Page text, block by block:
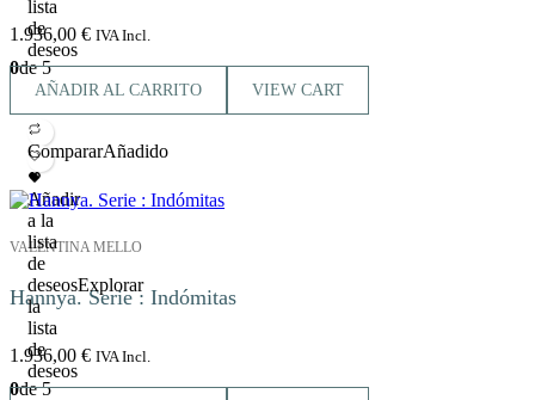
lista
de
deseos
1.936,00 € IVA Incl.
0de 5
AÑADIR AL CARRITO VIEW CART
CompararAñadido
Añadir
a la
lista
de
deseosExplorar
la
lista
de
deseos
VALENTINA MELLO
Hannya. Serie : Indómitas
1.936,00 € IVA Incl.
0de 5